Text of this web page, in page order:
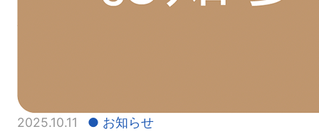
2025.10.11 お知らせ